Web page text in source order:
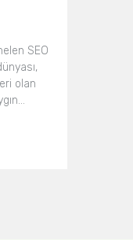
SEO
olan